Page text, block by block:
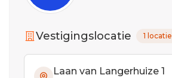
Vestigingslocatie 1 locatie
Laan van Langerhuize 1